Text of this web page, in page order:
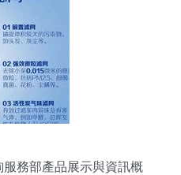
務部產品展示與資訊概